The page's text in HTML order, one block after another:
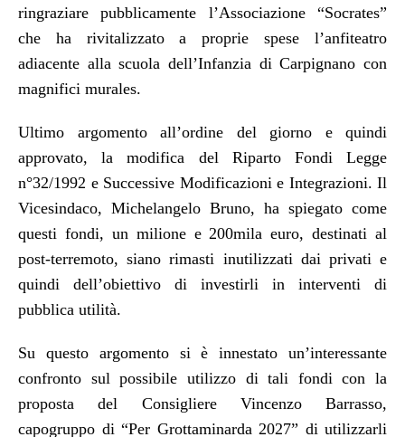
ringraziare pubblicamente l’Associazione “Socrates”
che ha rivitalizzato a proprie spese l’anfiteatro
adiacente alla scuola dell’Infanzia di Carpignano con
magnifici murales.
Ultimo argomento all’ordine del giorno e quindi
approvato, la modifica del Riparto Fondi Legge
n°32/1992 e Successive Modificazioni e Integrazioni. Il
Vicesindaco, Michelangelo Bruno, ha spiegato come
questi fondi, un milione e 200mila euro, destinati al
post-terremoto, siano rimasti inutilizzati dai privati e
quindi dell’obiettivo di investirli in interventi di
pubblica utilità.
Su questo argomento si è innestato un’interessante
confronto sul possibile utilizzo di tali fondi con la
proposta del Consigliere Vincenzo Barrasso,
capogruppo di “Per Grottaminarda 2027” di utilizzarli